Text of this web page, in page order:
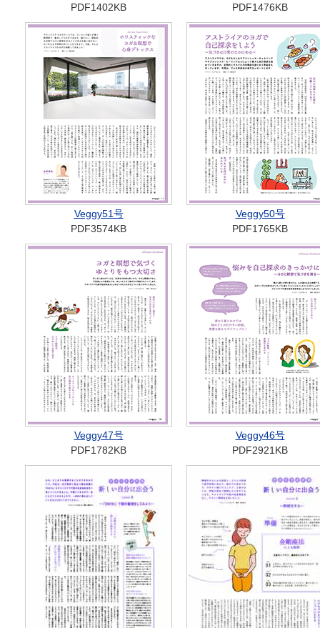
PDF1402KB
PDF1476KB
Veggy51号
PDF3574KB
Veggy50号
PDF1765KB
Veggy47号
PDF1782KB
Veggy46号
PDF2921KB